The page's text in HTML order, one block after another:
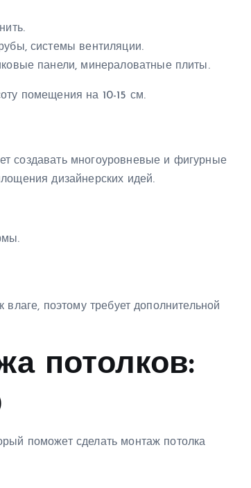
системы вентиляции.
панели, минераловатные плиты.
помещения на 10-15 см.
создавать многоуровневые и фигурные
дизайнерских идей.
влаге, поэтому требует дополнительной
потолков:
поможет сделать монтаж потолка